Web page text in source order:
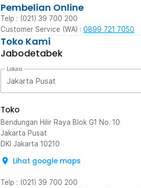
Pembelian Online
Telp : (021) 39 700 200
Customer Service (WA) : 0899 721 7050
Toko Kami
Jabodetabek
Lokasi
Jakarta Pusat
Toko
Bendungan Hilir Raya Blok G1 No. 10
Jakarta Pusat
DKI Jakarta 10210
Lihat google maps
Telp : (021) 39 700 200